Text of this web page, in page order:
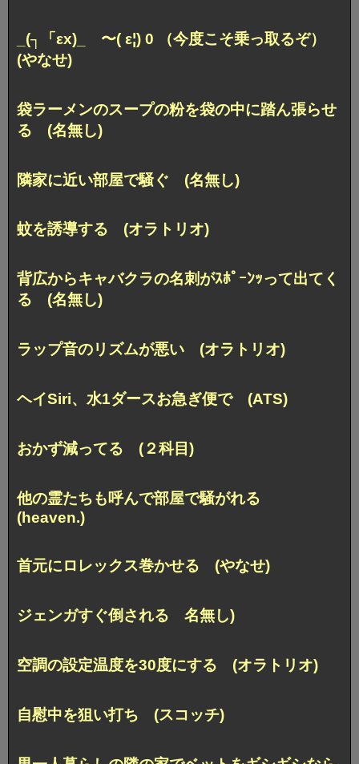
_(┐「εx)_ 〜( ε¦) 0 （今度こそ乗っ取るぞ）
(やなせ)
袋ラーメンのスープの粉を袋の中に踏ん張らせ
る (名無し)
隣家に近い部屋で騒ぐ (名無し)
蚊を誘導する (オラトリオ)
背広からキャバクラの名刺がｽﾎﾟｰﾝｯって出てく
る (名無し)
ラップ音のリズムが悪い (オラトリオ)
ヘイSiri、水1ダースお急ぎ便で (ATS)
おかず減ってる (２科目)
他の霊たちも呼んで部屋で騒がれる
(heaven.)
首元にロレックス巻かせる (やなせ)
ジェンガすぐ倒される 名無し)
空調の設定温度を30度にする (オラトリオ)
自慰中を狙い打ち (スコッチ)